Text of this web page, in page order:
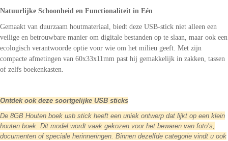
Natuurlijke Schoonheid en Functionaliteit in Eén
Gemaakt van duurzaam houtmateriaal, biedt deze USB-stick niet alleen een
veilige en betrouwbare manier om digitale bestanden op te slaan, maar ook een
ecologisch verantwoorde optie voor wie om het milieu geeft. Met zijn
compacte afmetingen van 60x33x11mm past hij gemakkelijk in zakken, tassen
of zelfs boekenkasten.
Ontdek ook deze soortgelijke USB sticks
De 8GB Houten boek usb stick heeft een uniek ontwerp dat lijkt op een klein
houten boek. Dit model wordt vaak gekozen voor het bewaren van foto’s,
documenten of speciale herinneringen. Binnen dezelfde categorie vindt u ook